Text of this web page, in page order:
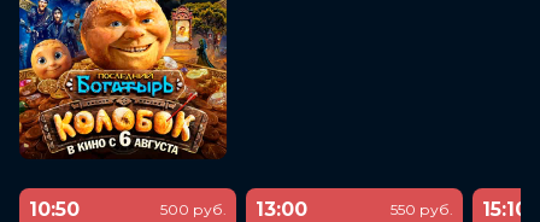
10:50
500 руб.
13:00
550 руб.
15:10